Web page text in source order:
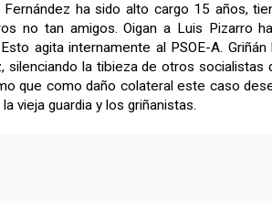
ha sido alto cargo 15 años,
no tan amigos. Oigan a Luis Pizarro
agita internamente al PSOE-A. Griñán
silenciando la tibieza de otros socialistas
que como daño colateral este caso
vieja guardia y los griñanistas.